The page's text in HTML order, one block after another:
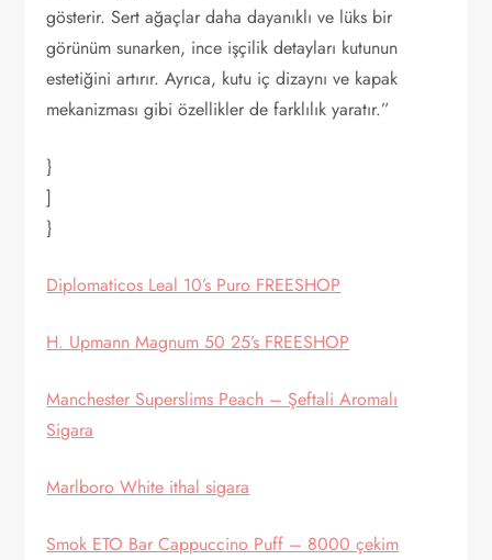
gösterir. Sert ağaçlar daha dayanıklı ve lüks bir
görünüm sunarken, ince işçilik detayları kutunun
estetiğini artırır. Ayrıca, kutu iç dizaynı ve kapak
mekanizması gibi özellikler de farklılık yaratır.”
}
]
}
Diplomaticos Leal 10’s Puro FREESHOP
H. Upmann Magnum 50 25’s FREESHOP
Manchester Superslims Peach – Şeftali Aromalı
Sigara
Marlboro White ithal sigara
Smok ETO Bar Cappuccino Puff – 8000 çekim